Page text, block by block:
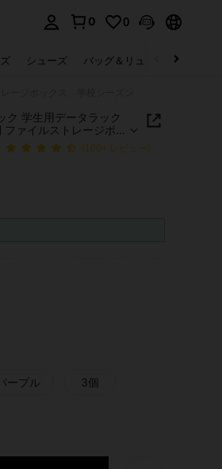
0 0
シューズ バッグ＆リュック
ク 学生用データラック
ァイルストレージボッ
(100+ レビュー)
ープル 3個